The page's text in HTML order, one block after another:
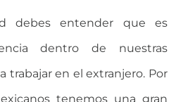
debes entender que es
dentro de nuestras
trabajar en el extranjero. Por
tenemos una gran